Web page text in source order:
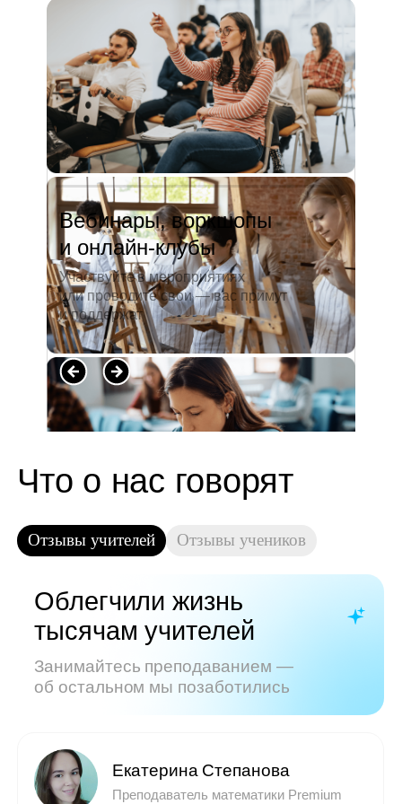
Вебинары, воркшопы
и онлайн-клубы
Участвуйте в мероприятиях
или проводите свои — вас примут
и поддержат
педагогический университет, пошла
преподавать в школу. Проработав в ней
5 лет, я поняла, что нужно двигать...
Читать полностью →
Показать все отзывы
Часто задаваемые
вопросы